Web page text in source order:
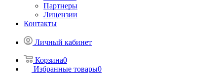
Партнеры
Лицензии
Контакты
Личный кабинет
Корзина0
Избранные товары0